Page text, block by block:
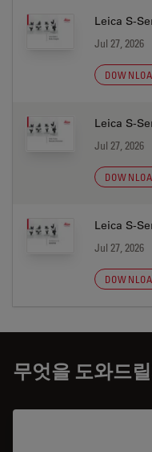
Leica S-
Jul 27, 2026
Leica S-
Jul 27, 2026
Leica S-
Jul 27, 2026
무엇을 도와드